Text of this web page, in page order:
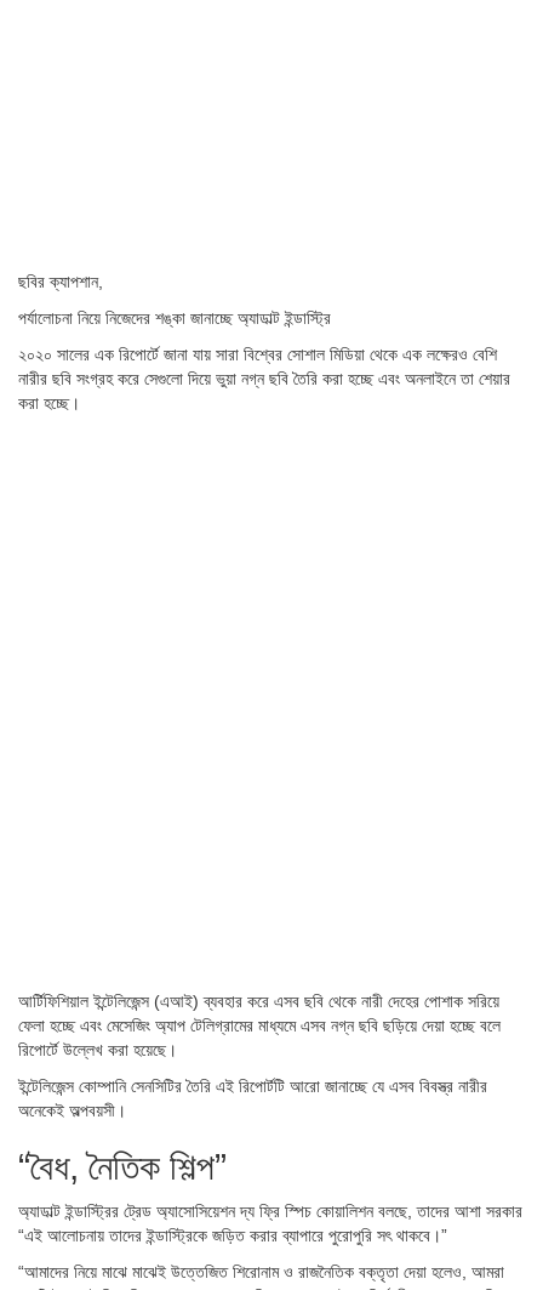
ছবির ক্যাপশান,
পর্যালোচনা নিয়ে নিজেদের শঙ্কা জানাচ্ছে অ্যাডাল্ট ইন্ডাস্ট্রি
২০২০ সালের এক রিপোর্টে জানা যায় সারা বিশ্বের সোশাল মিডিয়া থেকে এক লক্ষেরও বেশি
নারীর ছবি সংগ্রহ করে সেগুলো দিয়ে ভুয়া নগ্ন ছবি তৈরি করা হচ্ছে এবং অনলাইনে তা শেয়ার
করা হচ্ছে।
আর্টিফিশিয়াল ইন্টেলিজেন্স (এআই) ব্যবহার করে এসব ছবি থেকে নারী দেহের পোশাক সরিয়ে
ফেলা হচ্ছে এবং মেসেজিং অ্যাপ টেলিগ্রামের মাধ্যমে এসব নগ্ন ছবি ছড়িয়ে দেয়া হচ্ছে বলে
রিপোর্টে উল্লেখ করা হয়েছে।
ইন্টেলিজেন্স কোম্পানি সেনসিটির তৈরি এই রিপোর্টটি আরো জানাচ্ছে যে এসব বিবস্ত্র নারীর
অনেকেই অল্পবয়সী।
“বৈধ, নৈতিক শিল্প”
অ্যাডাল্ট ইন্ডাস্ট্রির ট্রেড অ্যাসোসিয়েশন দ্য ফ্রি স্পিচ কোয়ালিশন বলছে, তাদের আশা সরকার
“এই আলোচনায় তাদের ইন্ডাস্ট্রিকে জড়িত করার ব্যাপারে পুরোপুরি সৎ থাকবে।”
“আমাদের নিয়ে মাঝে মাঝেই উত্তেজিত শিরোনাম ও রাজনৈতিক বক্তৃতা দেয়া হলেও, আমরা